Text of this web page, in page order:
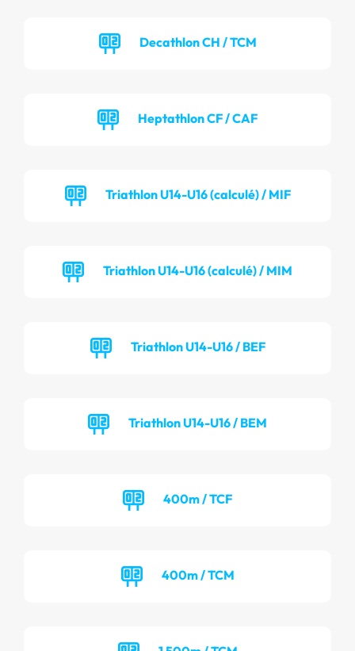
Decathlon CH / TCM
Heptathlon CF / CAF
Triathlon U14-U16 (calculé) / MIF
Triathlon U14-U16 (calculé) / MIM
Triathlon U14-U16 / BEF
Triathlon U14-U16 / BEM
400m / TCF
400m / TCM